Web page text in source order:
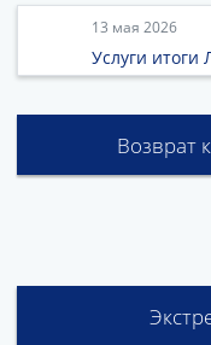
13 мая 2026
Услуги итоги
Возврат